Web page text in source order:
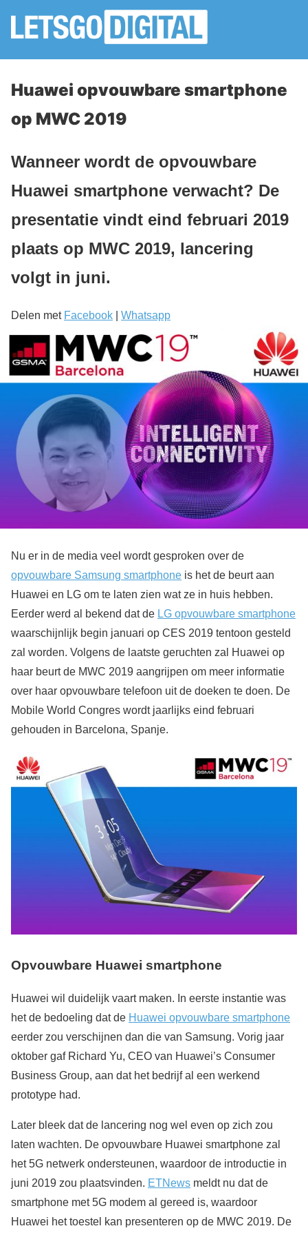
Huawei opvouwbare smartphone
op MWC 2019
Wanneer wordt de opvouwbare
Huawei smartphone verwacht? De
presentatie vindt eind februari 2019
plaats op MWC 2019, lancering
volgt in juni.
Delen met Facebook Whatsapp
Nu er in de media veel wordt gesproken over de
opvouwbare Samsung smartphone is het de beurt aan
Huawei en LG om te laten zien wat ze in huis hebben.
Eerder werd al bekend dat de LG opvouwbare smartphone
waarschijnlijk begin januari op CES 2019 tentoon gesteld
zal worden. Volgens de laatste geruchten zal Huawei op
haar beurt de MWC 2019 aangrijpen om meer informatie
over haar opvouwbare telefoon uit de doeken te doen. De
Mobile World Congres wordt jaarlijks eind februari
gehouden in Barcelona, Spanje.
Opvouwbare Huawei smartphone
Huawei wil duidelijk vaart maken. In eerste instantie was
het de bedoeling dat de Huawei opvouwbare smartphone
eerder zou verschijnen dan die van Samsung. Vorig jaar
oktober gaf Richard Yu, CEO van Huawei’s Consumer
Business Group, aan dat het bedrijf al een werkend
prototype had.
Later bleek dat de lancering nog wel even op zich zou
laten wachten. De opvouwbare Huawei smartphone zal
het 5G netwerk ondersteunen, waardoor de introductie in
juni 2019 zou plaatsvinden. ETNews meldt nu dat de
smartphone met 5G modem al gereed is, waardoor
Huawei het toestel kan presenteren op de MWC 2019. De